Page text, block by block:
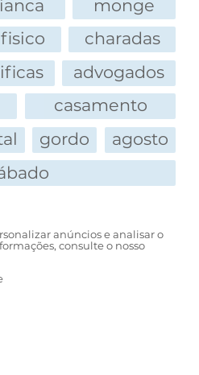
monge
fisico
charadas
advogados
casamento
gordo
agosto
anúncios e analisar o
consulte o nosso